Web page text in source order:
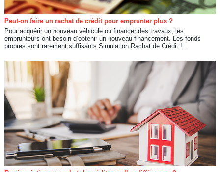
Peut-on faire un rachat de crédit pour emprunter plus ?
Pour acquérir un nouveau véhicule ou financer des travaux, les
emprunteurs ont besoin d’obtenir un nouveau financement. Les fonds
propres sont rarement suffisants.Simulation Rachat de Crédit !...